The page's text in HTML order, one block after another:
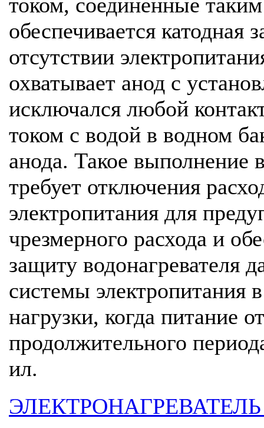
обеспечивается катодная
отсутствии
охватывает анод с
исключался любой
током с водой в водном
анода. Такое выполнение
требует отключения
электропитания для
чрезмерного расхода и
защиту водонагревателя
системы электропитания
нагрузки, когда питание
продолжительного
ил.